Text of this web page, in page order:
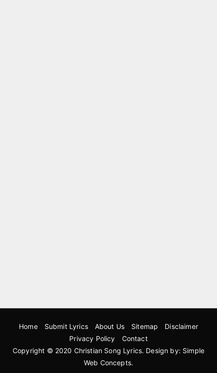
Home Submit Lyrics About Us Sitemap
Disclaimer
Privacy Policy
Contact
Copyright © 2020 Christian Song Lyrics. Design by: Simple
Web Concepts.